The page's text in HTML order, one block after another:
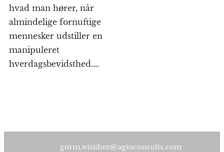
hvad man hører, når
almindelige fornuftige
mennesker udstiller en
manipuleret
hverdagsbevidsthed....
gorm.winther@agioconsults.com